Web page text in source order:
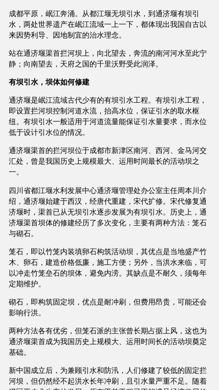
成都平原，岷江奔涌。从都江堰无坝引水，到通济堰有坝引
水，两处世界遗产在岷江流域一上一下，都体现出我国自古以
来因势利导、因地制宜的治水理念。
站在通济堰渠首拦河坝上，向北望去，奔流的南河河水至此宁
静；向南望去，天府之国的千里沃野受此润泽。
有坝引水，坝体如何修建
通济堰是岷江流域古代少有的有坝引水工程。有坝引水工程，
即设置拦河坝控制河道水流，抬高水位，保证引水的取水枢
纽。有坝引水一般适用于河道流量能保证引水量要求，而水位
低于设计引水位的情况。
通济堰渠首的拦河坝位于成都市新津区南河、西河、金马河交
汇处，曾是我国历史上规模最大、运用时间最长的活动坝之
一。
四川省都江堰水利发展中心通济堰管理处办公室主任周本川介
绍，通济堰始建于西汉，经唐代重建，宋代扩修。宋代修复通
济堰时，渠首已从无坝引水逐步发展为有坝引水。历史上，通
济堰渠首坝体的修建经历了多次变化，主要有两种方法：笼石
与砌石。
笼石，即以竹笼内装填卵石构筑活动坝，其优点是当地盛产竹
木、卵石，建造价格低廉，施工方便；另外，当洪水来临，可
以冲走竹笼垒石的坝体，避免内涝。其缺点是不耐久，须每年
定期维护。
砌石，即构筑固定坝，优点是耐冲刷，但费用昂贵，可能还会
影响行洪。
两种方法各有优劣，但笼石派的主张曾长期占据上风，这也为
通济堰渠首成为我国历史上规模大、运用时间长的活动坝奠定
基础。
新中国成立后，为兼顾引水和防汛，人们修建了较低的固定拦
河坝，但仍然经不起洪水长年冲刷，且引水量严重不足。随着